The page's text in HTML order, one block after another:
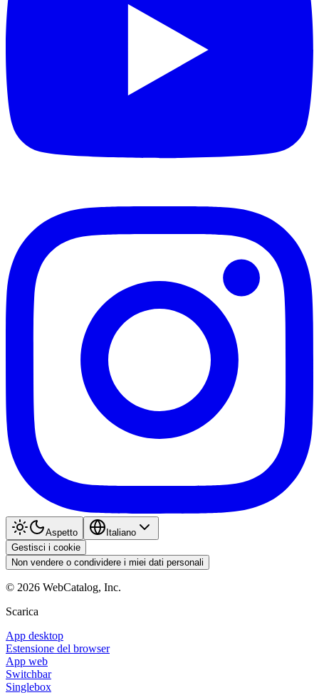
Aspetto
Italiano
Gestisci i cookie
Non vendere o condividere i miei dati personali
© 2026 WebCatalog, Inc.
Scarica
App desktop
Estensione del browser
App web
Switchbar
Singlebox